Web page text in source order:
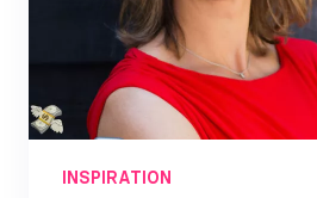
INSPIRATION